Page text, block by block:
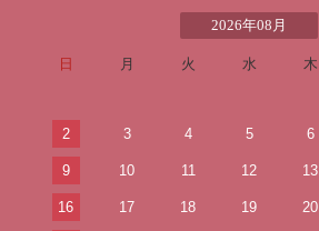
2026年08月
日 月 火 水 木
2 3 4 5 6
9 10 11 12 13
16 17 18 19 20